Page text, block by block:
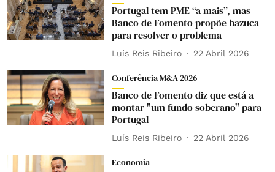
Portugal tem PME “a mais”, mas
Banco de Fomento propõe bazuca
para resolver o problema
Luís Reis Ribeiro 22 Abril 2026
Conferência M&A 2026
Banco de Fomento diz que está a
montar "um fundo soberano" para
Portugal
Luís Reis Ribeiro 22 Abril 2026
Economia